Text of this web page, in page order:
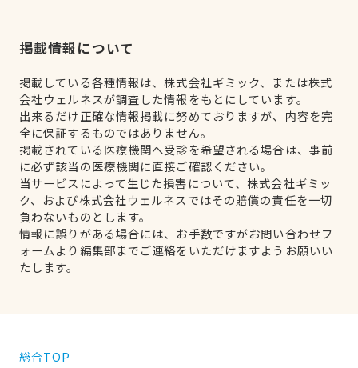
掲載情報について
掲載している各種情報は、株式会社ギミック、または株式
会社ウェルネスが調査した情報をもとにしています。
出来るだけ正確な情報掲載に努めておりますが、内容を完
全に保証するものではありません。
掲載されている医療機関へ受診を希望される場合は、事前
に必ず該当の医療機関に直接ご確認ください。
当サービスによって生じた損害について、株式会社ギミッ
ク、および株式会社ウェルネスではその賠償の責任を一切
負わないものとします。
情報に誤りがある場合には、お手数ですがお問い合わせフ
ォームより編集部までご連絡をいただけますようお願いい
たします。
総合TOP